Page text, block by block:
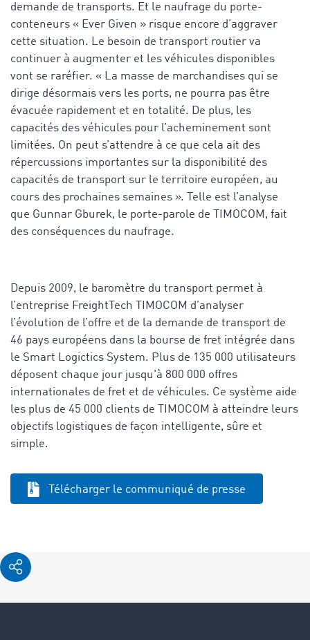
demande de transports. Et le naufrage du porte-
conteneurs « Ever Given » risque encore d’aggraver
cette situation. Le besoin de transport routier va
continuer à augmenter et les véhicules disponibles
vont se raréfier. « La masse de marchandises qui se
dirige désormais vers les ports, ne pourra pas être
évacuée rapidement et en totalité. De plus, les
capacités des véhicules pour l’acheminement sont
limitées. On peut s’attendre à ce que cela ait des
répercussions importantes sur la disponibilité des
capacités de transport sur le territoire européen, au
cours des prochaines semaines ». Telle est l’analyse
que Gunnar Gburek, le porte-parole de TIMOCOM, fait
des conséquences du naufrage.
Depuis 2009, le baromètre du transport permet à
l’entreprise FreightTech TIMOCOM d’analyser
l’évolution de l’offre et de la demande de transport de
46 pays européens dans la bourse de fret intégrée dans
le Smart Logictics System. Plus de 135 000 utilisateurs
déposent chaque jour jusqu'à 800 000 offres
internationales de fret et de véhicules. Ce système aide
les plus de 45 000 clients de TIMOCOM à atteindre leurs
objectifs logistiques de façon intelligente, sûre et
simple.
Télécharger le communiqué de presse